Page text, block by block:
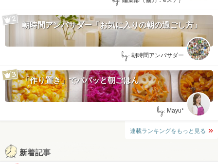
朝時間アンバサダー「お気に入りの朝の過ごし方」
by: 朝時間アンバサダー
「作り置き」でパパッと朝ごはん
by: Mayu*
連載ランキングをもっと見る
新着記事